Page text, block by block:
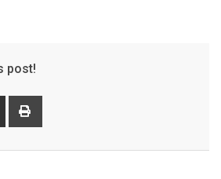
post!